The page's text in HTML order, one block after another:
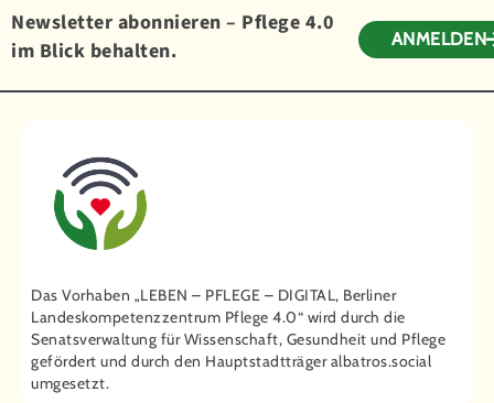
Newsletter abonnieren – Pflege 4.0
im Blick behalten.
ANMELDEN
Das Vorhaben „LEBEN – PFLEGE – DIGITAL, Berliner
Landeskompetenzzentrum Pflege 4.0“ wird durch die
Senatsverwaltung für Wissenschaft, Gesundheit und Pflege
gefördert und durch den Hauptstadtträger ­albatros.social
umgesetzt.